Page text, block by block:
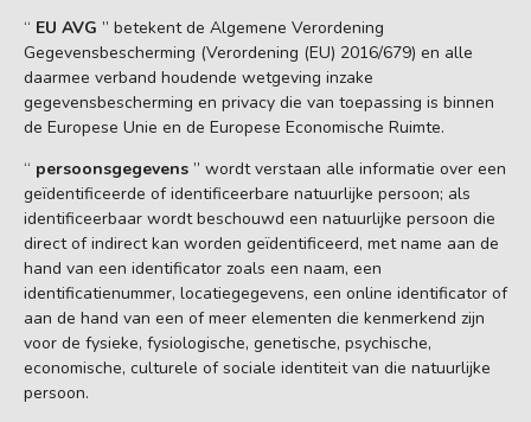
“ EU AVG ” betekent de Algemene Verordening
Gegevensbescherming (Verordening (EU) 2016/679) en alle
daarmee verband houdende wetgeving inzake
gegevensbescherming en privacy die van toepassing is binnen
de Europese Unie en de Europese Economische Ruimte.
“ persoonsgegevens ” wordt verstaan alle informatie over een
geïdentificeerde of identificeerbare natuurlijke persoon; als
identificeerbaar wordt beschouwd een natuurlijke persoon die
direct of indirect kan worden geïdentificeerd, met name aan de
hand van een identificator zoals een naam, een
identificatienummer, locatiegegevens, een online identificator of
aan de hand van een of meer elementen die kenmerkend zijn
voor de fysieke, fysiologische, genetische, psychische,
economische, culturele of sociale identiteit van die natuurlijke
persoon.